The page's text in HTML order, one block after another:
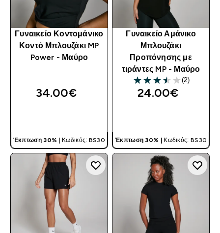
Γυναικείο Κοντομάνικο
Κοντό Μπλουζάκι MP
Power - Μαύρο
34.00€‎
Έκπτωση 30% | Κωδικός: BS30
Γυναικείο Αμάνικο
Μπλουζάκι
Προπόνησης με
τιράντες MP - Μαύρο
3.5 out of 5 stars
(2)
24.00€‎
Έκπτωση 30% | Κωδικός: BS30